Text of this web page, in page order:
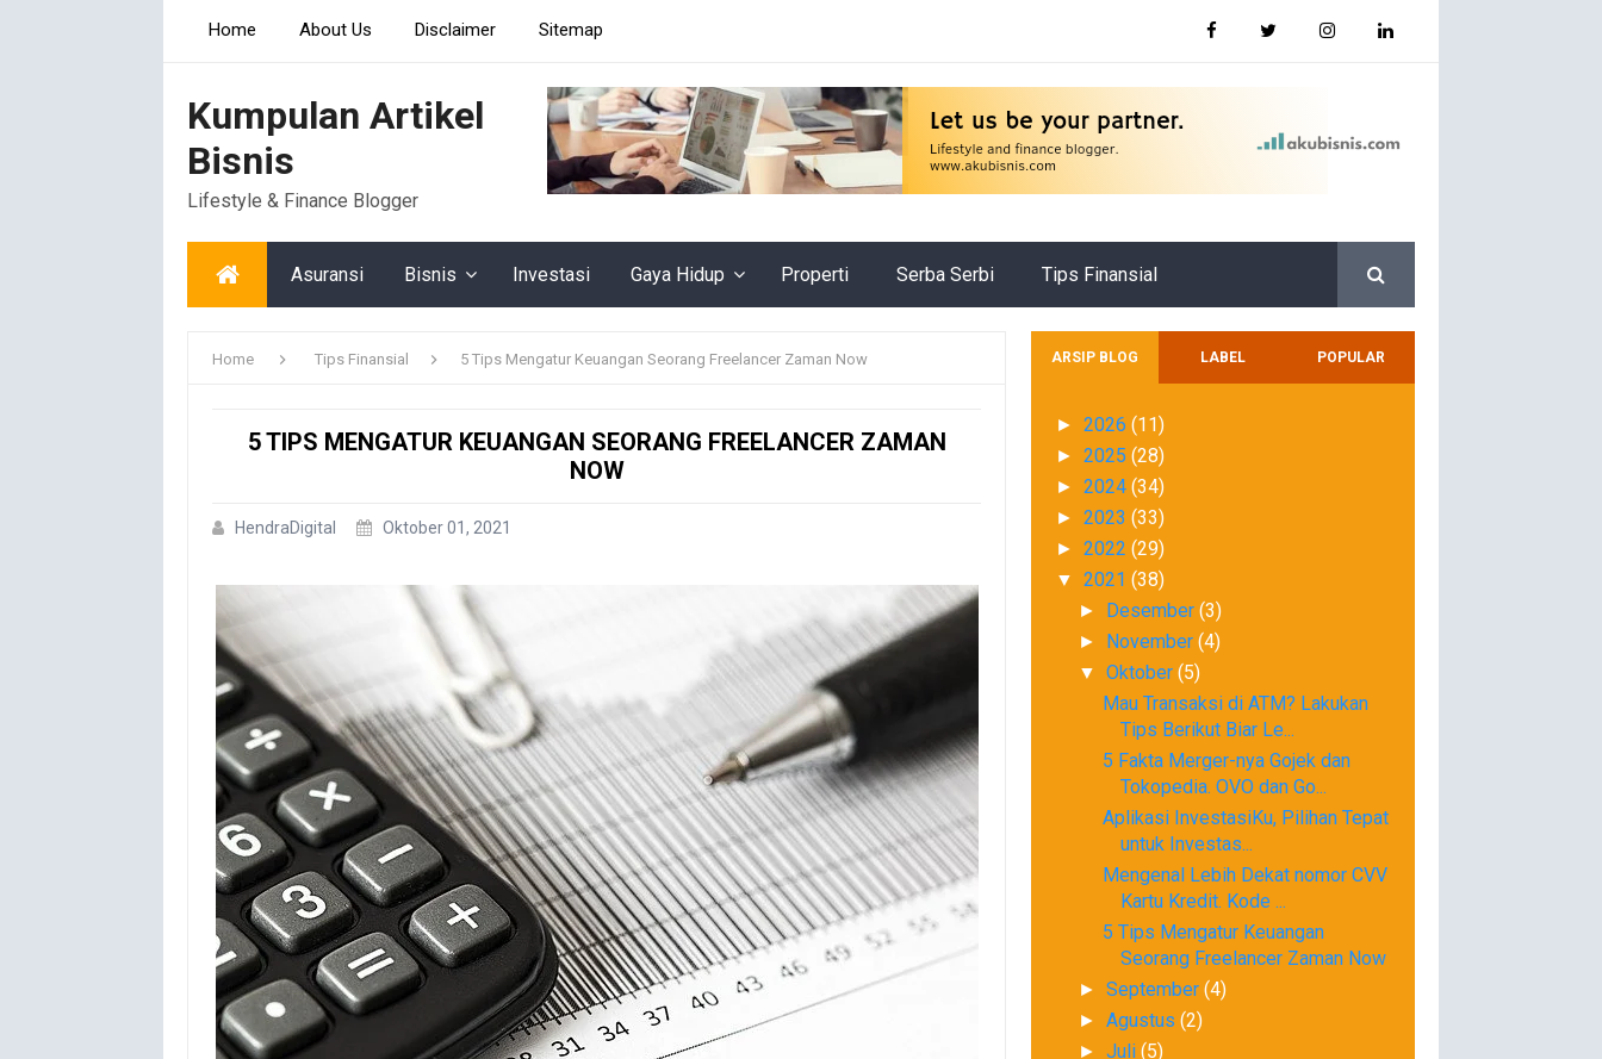
Home About Us Disclaimer Sitemap
Kumpulan Artikel
Bisnis
Lifestyle & Finance Blogger
Asuransi Bisnis Investasi Gaya Hidup Properti Serba Serbi Tips Finansial
Home Tips Finansial 5 Tips Mengatur Keuangan Seorang Freelancer Zaman Now
5 TIPS MENGATUR KEUANGAN SEORANG FREELANCER ZAMAN
NOW
HendraDigital Oktober 01, 2021
ARSIP BLOG LABEL POPULAR
► 2026 (11)
► 2025 (28)
► 2024 (34)
► 2023 (33)
► 2022 (29)
▼ 2021 (38)
► Desember (3)
► November (4)
▼ Oktober (5)
Mau Transaksi di ATM? Lakukan
Tips Berikut Biar Le...
5 Fakta Merger-nya Gojek dan
Tokopedia. OVO dan Go...
Aplikasi InvestasiKu, Pilihan Tepat
untuk Investas...
Mengenal Lebih Dekat nomor CVV
Kartu Kredit. Kode ...
5 Tips Mengatur Keuangan
Seorang Freelancer Zaman Now
► September (4)
► Agustus (2)
► Juli (5)